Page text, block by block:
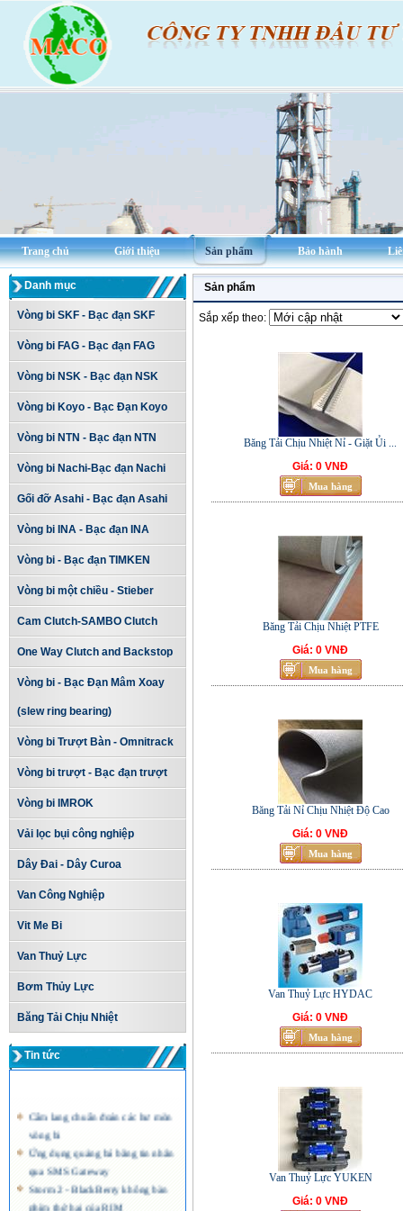
Trang chủ Giới thiệu Sản phẩm Bảo hành
Danh mục
Vòng bi SKF - Bạc đạn SKF
Vòng bi FAG - Bạc đạn FAG
Vòng bi NSK - Bạc đạn NSK
Vòng bi Koyo - Bạc Đạn Koyo
Vòng bi NTN - Bạc đạn NTN
Vòng bi Nachi-Bạc đạn Nachi
Gối đỡ Asahi - Bạc đạn Asahi
Vòng bi INA - Bạc đạn INA
Vòng bi - Bạc đạn TIMKEN
Vòng bi một chiều - Stieber
Cam Clutch-SAMBO Clutch
One Way Clutch and Backstop
Vòng bi - Bạc Đạn Mâm Xoay
(slew ring bearing)
Vòng bi Trượt Bàn - Omnitrack
Vòng bi trượt - Bạc đạn trượt
Vòng bi IMROK
Vải lọc bụi công nghiệp
Dây Đai - Dây Curoa
Van Công Nghiệp
Vit Me Bi
Van Thuỷ Lực
Bơm Thủy Lực
Băng Tải Chịu Nhiệt
Tin tức
Cẩm lang chuẩn đoán các hư mòn
vòng bi
Ứng dụng quảng bá bằng tin nhắn
qua SMS Gateway
Storm 2 - BlackBerry không bàn
phím thứ hai của RIM
Sản phẩm
Sắp xếp theo:
Băng Tải Chịu Nhiệt Nỉ - Giặt Ủi ...
Giá: 0 VNĐ
Băng Tải Chịu Nhiệt PTFE
Giá: 0 VNĐ
Băng Tải Nỉ Chịu Nhiệt Độ Cao
Giá: 0 VNĐ
Van Thuỷ Lực HYDAC
Giá: 0 VNĐ
Van Thuỷ Lực YUKEN
Giá: 0 VNĐ